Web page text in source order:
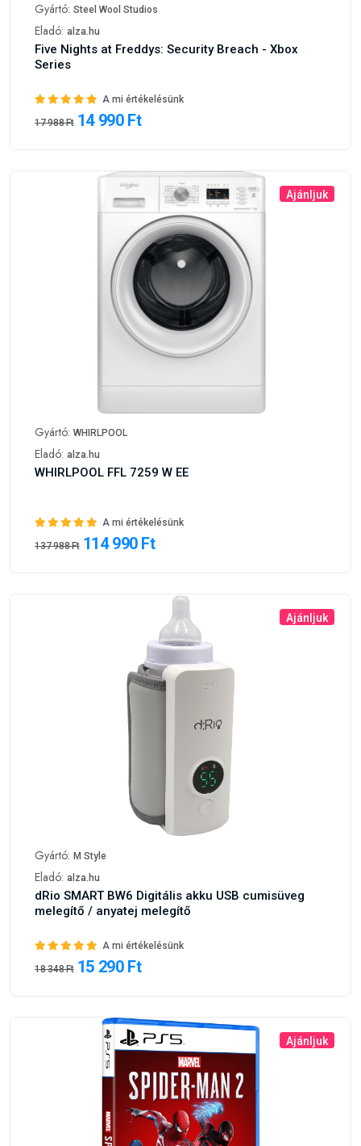
Gyártó: Steel Wool Studios
Eladó: alza.hu
Five Nights at Freddys: Security Breach - Xbox
Series
A mi értékelésünk
17 988 Ft 14 990 Ft
Ajánljuk
Gyártó: WHIRLPOOL
Eladó: alza.hu
WHIRLPOOL FFL 7259 W EE
A mi értékelésünk
137 988 Ft 114 990 Ft
Ajánljuk
Gyártó: M Style
Eladó: alza.hu
dRio SMART BW6 Digitális akku USB cumisüveg
melegítő / anyatej melegítő
A mi értékelésünk
18 348 Ft 15 290 Ft
Ajánljuk